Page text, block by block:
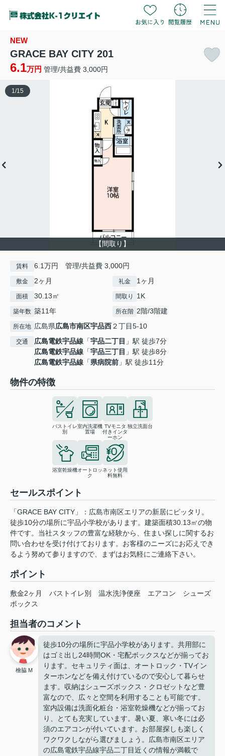
NEW
GRACE BAY CITY 201
6.1万円 管理/共益費 3,000円
【間取り】
1 /15
賃料 6.1万円 管理/共益費 3,000円
敷金 2ヶ月 礼金 1ヶ月
面積 30.13㎡ 間取り 1K
築年数 築11年 所在階 2階/3階建
所在地 広島県広島市南区宇品西２丁目5-10
交通 広島電鉄宇品線 「宇品二丁目 」駅 徒歩7分
広島電鉄宇品線 「宇品三丁目 」駅 徒歩8分
広島電鉄宇品線 「県病院前 」駅 徒歩11分
物件の特徴
バストイレ
別
室内洗濯機
置場
TVモニタ
付きインタ
ーホン
独立洗面台
浴室乾燥機オートロッ
ク
ネット使用
料無料
セールスポイント
「GRACE BAY CITY」：広島市南区エリアの新居にピッタリ。
徒歩10分の場所に宇品小学校があります。建築面積30.13㎡の物
件です。当社スタッフの豊富な経験から、住まい探しに関するお
問い合わせを受け付けております。お客様のニーズにお応えでき
るよう努めて参りますので、まずはお気軽にご連絡下さい。
ポイント
敷金2ヶ月 バストイレ別 温水洗浄便座 エアコン
シューズ
ボックス
担当者のコメント
檜脇 M
徒歩10分の場所に宇品小学校があります。共用部に
はゴミ出し24時間OK・宅配ボックスなどが揃ってお
ります。セキュリティ面は、オートロック・TVイン
ターホンなどを備え付けているので安心して暮らせ
ます。収納はシューズボックス・クロゼットなど豊
富なので、広々と空間を利用することも可能です。
室内設備は洗面化粧台・浴室乾燥機などが揃ってお
り、とても充実しています。暑い夏、寒い冬には必
須のエアコンが付いています。お部屋探しも楽しく
ワクワクしながら選びましょう。広島市南区エリア
の広島電鉄宇品線宇品二丁目近くの情報が満載で